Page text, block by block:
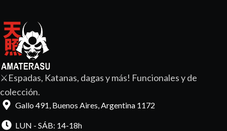
⚔️Espadas, Katanas, dagas y más! Funcionales y de
colección.
Gallo 491, Buenos Aires, Argentina 1172
LUN - SÁB: 14-18h